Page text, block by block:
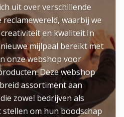
uit over verschillende
waarbij we
en kwaliteit.In
mijlpaal bereikt met
onze webshop voor
Deze webshop
assortiment aan
zowel bedrijven als
om hun boodschap